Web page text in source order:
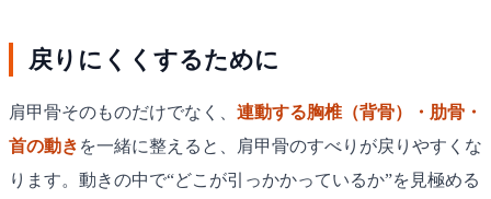
戻りにくくするために
肩甲骨そのものだけでなく、 連動する胸椎（背骨）・肋骨・
首の動き を一緒に整えると、肩甲骨のすべりが戻りやすくな
ります。動きの中で“どこが引っかかっているか”を見極める